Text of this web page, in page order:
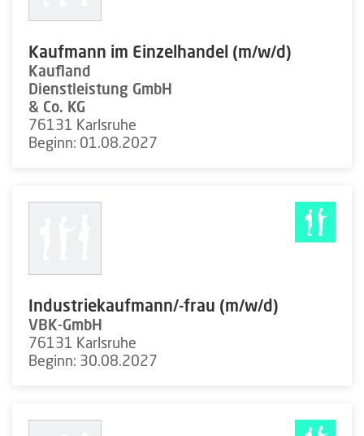
Kaufmann im Einzelhandel (m/w/d)
Kaufland
Dienstleistung GmbH
& Co. KG
76131 Karlsruhe
Beginn: 01.08.2027
Industriekaufmann/-frau (m/w/d)
VBK-GmbH
76131 Karlsruhe
Beginn: 30.08.2027